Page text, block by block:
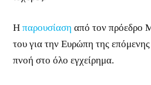
Ηπαρουσίαση από τον πρόεδρο
του για την Ευρώπη της επόμενης
πνοή στο όλο εγχείρημα.